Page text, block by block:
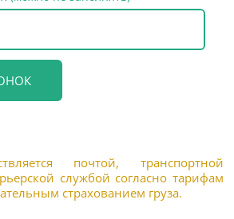
почтой, транспортной
службой согласно тарифам
страхованием груза.